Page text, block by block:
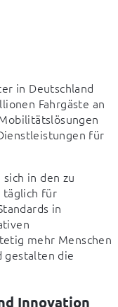
in Deutschland
Fahrgäste an
für
in den zu
täglich für
in
mehr Menschen
gestalten die
Innovation